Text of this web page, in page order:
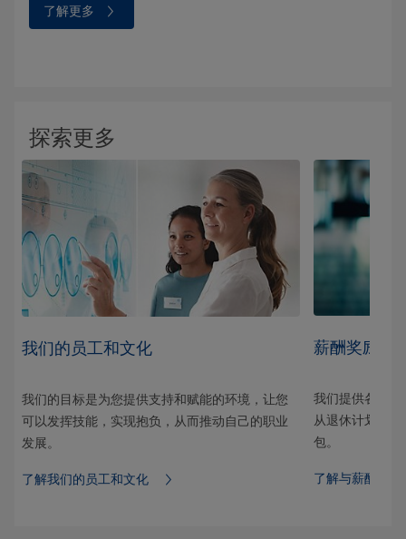
了解更多
探索更多
我们的员工和文化
我们的目标是为您提供支持和赋能的环境，让您
可以发挥技能，实现抱负，从而推动自己的职业
发展。
了解我们的员工和文化
薪酬奖励和
我们提供各种
从退休计划、
包。
了解与薪酬奖